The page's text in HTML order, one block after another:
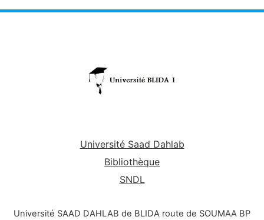
Université Saad Dahlab
Bibliothèque
SNDL
Université SAAD DAHLAB de BLIDA route de SOUMAA BP